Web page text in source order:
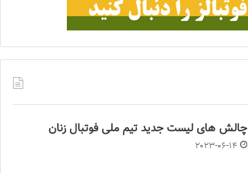
چالش هاى ليست جدید تيم ملى فوتبال زنان
2023-06-14